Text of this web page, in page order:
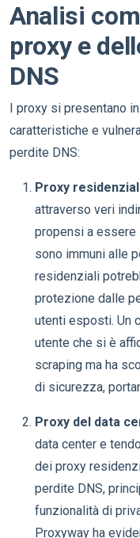
Analisi
proxy e
DNS
I proxy si presentano
caratteristiche e
perdite DNS:
Proxy
attraverso veri
propensi a essere
sono immuni alle
residenziali
protezione dalle
utenti esposti. Un
utente che si è
scraping ma ha
di sicurezza,
Proxy del data
data center e
dei proxy
perdite DNS,
funzionalità di
Proxyway ha